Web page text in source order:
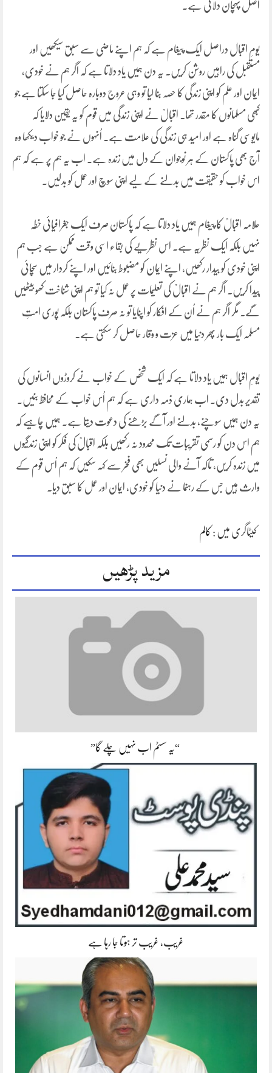
اصل پہچان دلاتی ہے۔
یومِ اقبال دراصل ایک پیغام ہے کہ ہم اپنے ماضی سے سبق سیکھیں اور
مستقبل کی راہیں روشن کریں۔ یہ دن ہمیں یاد دلاتا ہے کہ اگر ہم نے خودی،
ایمان اور علم کو اپنی زندگی کا حصہ بنا لیا تو وہی عروج دوبارہ حاصل کیا جا سکتا ہے جو
کبھی مسلمانوں کا مقدر تھا۔ اقبالؒ نے اپنی زندگی میں قوم کو یہ یقین دلایا کہ
مایوسی گناہ ہے اور امید ہی زندگی کی علامت ہے۔ اُنہوں نے جو خواب دیکھا وہ
آج بھی پاکستان کے ہر نوجوان کے دل میں زندہ ہے۔ اب یہ ہم پر ہے کہ ہم
اس خواب کو حقیقت میں بدلنے کے لیے اپنی سوچ اور عمل کو بدلیں۔
علامہ اقبالؒ کا پیغام ہمیں یاد دلاتا ہے کہ پاکستان صرف ایک جغرافیائی خطہ
نہیں بلکہ ایک نظریہ ہے۔ اس نظریے کی بقاء اسی وقت ممکن ہے جب ہم
اپنی خودی کو بیدار رکھیں، اپنے ایمان کو مضبوط بنائیں اور اپنے کردار میں سچائی
پیدا کریں۔ اگر ہم نے اقبالؒ کی تعلیمات پر عمل نہ کیا تو ہم اپنی شناخت کھو بیٹھیں
گے۔ مگر اگر ہم نے اُن کے افکار کو اپنایا تو نہ صرف پاکستان بلکہ پوری امتِ
مسلمہ ایک بار پھر دنیا میں عزت و وقار حاصل کر سکتی ہے۔
یومِ اقبال ہمیں یاد دلاتا ہے کہ ایک شخص کے خواب نے کروڑوں انسانوں کی
تقدیر بدل دی۔ اب ہماری ذمہ داری ہے کہ ہم اُس خواب کے محافظ بنیں۔
یہ دن ہمیں سوچنے، بدلنے اور آگے بڑھنے کی دعوت دیتا ہے۔ ہمیں چاہیے کہ
ہم اس دن کو رسمی تقریبات تک محدود نہ رکھیں بلکہ اقبالؒ کی فکر کو اپنی زندگیوں
میں زندہ کریں، تاکہ آنے والی نسلیں بھی فخر سے کہہ سکیں کہ ہم اُس قوم کے
وارث ہیں جس کے رہنما نے دنیا کو خودی، ایمان اور عمل کا سبق دیا۔
کیٹاگری میں : کالم
مزید پڑھیں
“یہ سسٹم اب نہیں چلے گا”
غریب، غریب تر ہوتا جا رہا ہے